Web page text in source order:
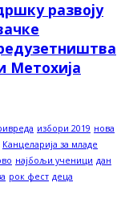
развоју
Метохија
избори 2019 нова
Канцеларија за младе
најбољи ученици дан
рок фест деца